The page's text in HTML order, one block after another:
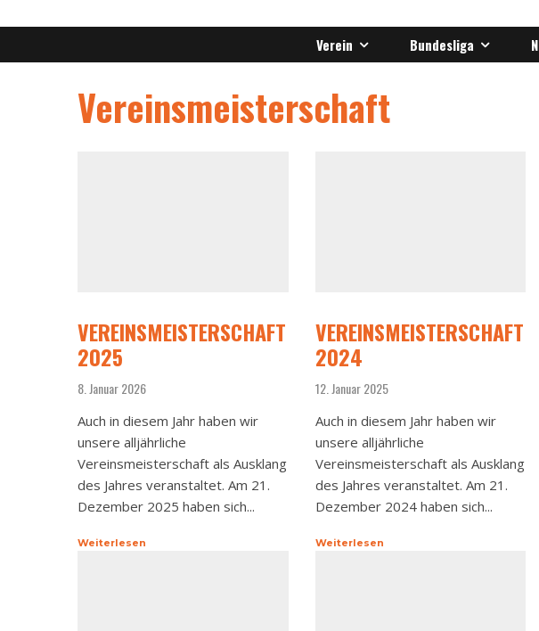
Verein Bundesliga
Vereinsmeisterschaft
VEREINSMEISTERSCHAFT
2025
8. Januar 2026
Auch in diesem Jahr haben wir
unsere alljährliche
Vereinsmeisterschaft als Ausklang
des Jahres veranstaltet. Am 21.
Dezember 2025 haben sich...
Weiterlesen
VEREINSMEISTERSCHAFT
2024
12. Januar 2025
Auch in diesem Jahr haben wir
unsere alljährliche
Vereinsmeisterschaft als Ausklang
des Jahres veranstaltet. Am 21.
Dezember 2024 haben sich...
Weiterlesen